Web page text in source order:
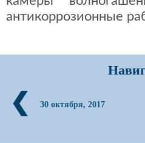
антикоррозионные
❮ 30 октября, 2017